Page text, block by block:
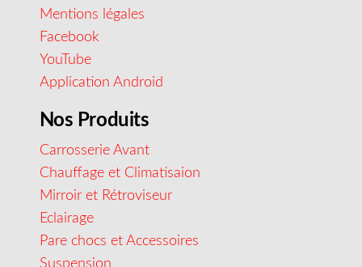
Mentions légales
Facebook
YouTube
Application Android
Nos Produits
Carrosserie Avant
Chauffage et Climatisaion
Mirroir et Rétroviseur
Eclairage
Pare chocs et Accessoires
Suspension